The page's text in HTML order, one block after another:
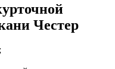
Честер